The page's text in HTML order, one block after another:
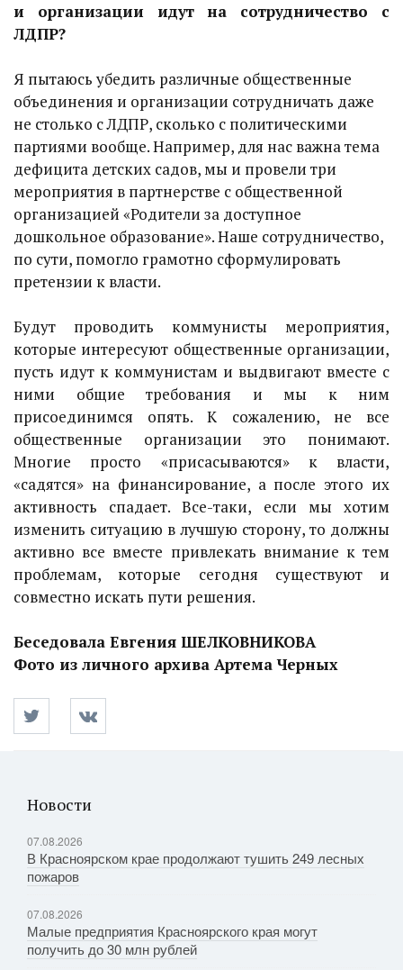
и организации идут на сотрудничество с
ЛДПР?
Я пытаюсь убедить различные общественные
объединения и организации сотрудничать даже
не столько с ЛДПР, сколько с политическими
партиями вообще. Например, для нас важна тема
дефицита детских садов, мы и провели три
мероприятия в партнерстве с общественной
организацией «Родители за доступное
дошкольное образование». Наше сотрудничество,
по сути, помогло грамотно сформулировать
претензии к власти.
Будут проводить коммунисты мероприятия,
которые интересуют общественные организации,
пусть идут к коммунистам и выдвигают вместе с
ними общие требования и мы к ним
присоединимся опять. К сожалению, не все
общественные организации это понимают.
Многие просто «присасываются» к власти,
«садятся» на финансирование, а после этого их
активность спадает. Все-таки, если мы хотим
изменить ситуацию в лучшую сторону, то должны
активно все вместе привлекать внимание к тем
проблемам, которые сегодня существуют и
совместно искать пути решения.
Беседовала Евгения ШЕЛКОВНИКОВА
Фото из личного архива Артема Черных
Новости
07.08.2026
В Красноярском крае продолжают тушить 249 лесных
пожаров
07.08.2026
Малые предприятия Красноярского края могут
получить до 30 млн рублей